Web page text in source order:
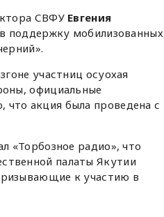
СВФУ Евгения
поддержку
участниц осуохая
официальные
акция была проведена с
«Торбозное радио», что
палаты Якутии
к участию в